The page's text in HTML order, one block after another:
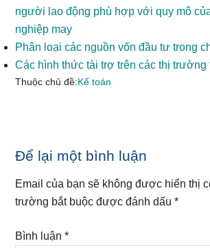
người lao động phù hợp với quy mô
nghiệp may
Phân loại các nguồn vốn đầu tư trong
Các hình thức tài trợ trên các thị trường
Thuộc chủ đề:Kế toán
Reader
Interactions
Để lại một bình luận
Email của bạn sẽ không được hiển thị
trường bắt buộc được đánh dấu*
Bình luận*